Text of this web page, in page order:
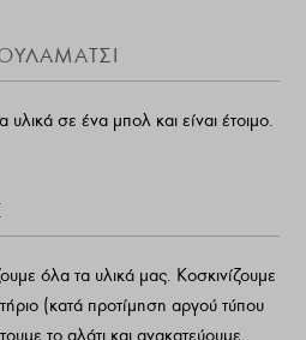
σε ένα μπολ και είναι έτοιμο.
όλα τα υλικά μας. Κοσκινίζουμε
(κατά προτίμηση αργού τύπου